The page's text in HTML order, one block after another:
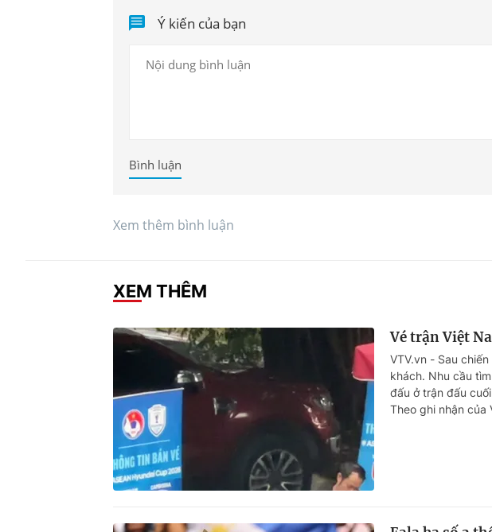
Ý kiến của bạn
Bình luận
Xem thêm bình luận
XEM THÊM
Vé trận Việt
VTV.vn - Sau
khách. Nhu cầu
đấu ở trận đấu
Theo ghi nhận của